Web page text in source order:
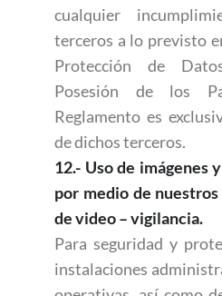
cualquier
terceros a lo previsto
Protección de
Posesión de los
Reglamento es
de dichos terceros.
12.- Uso de imágenes
por medio de
de video – vigilancia.
Para seguridad y
instalaciones